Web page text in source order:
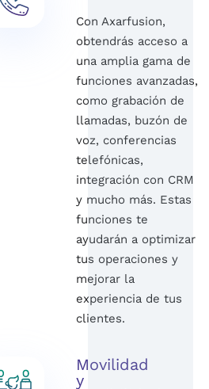
Con Axarfusion,
obtendrás acceso a
una amplia gama de
funciones avanzadas,
como grabación de
llamadas, buzón de
voz, conferencias
telefónicas,
integración con CRM
y mucho más. Estas
funciones te
ayudarán a optimizar
tus operaciones y
mejorar la
experiencia de tus
clientes.
Movilidad
y